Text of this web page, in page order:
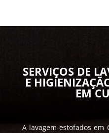
SERVIÇOS DE
E
EM
A lavagem estofados